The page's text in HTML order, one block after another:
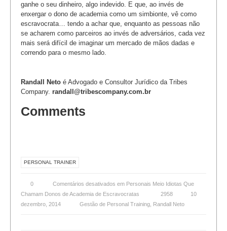
ganhe o seu dinheiro, algo indevido. E que, ao invés de
enxergar o dono de academia como um simbionte, vê como
escravocrata… tendo a achar que, enquanto as pessoas não
se acharem como parceiros ao invés de adversários, cada vez
mais será difícil de imaginar um mercado de mãos dadas e
correndo para o mesmo lado.
Randall Neto é Advogado e Consultor Jurídico da Tribes
Company. randall@tribescompany.com.br
Comments
PERSONAL TRAINER
0 Comentários desativados em Personais Meio Idiotas Que
Chamam Donos de Academia de Escravocratas
2958
10
dezembro, 2014
Gestão de Personal Training Randall Neto